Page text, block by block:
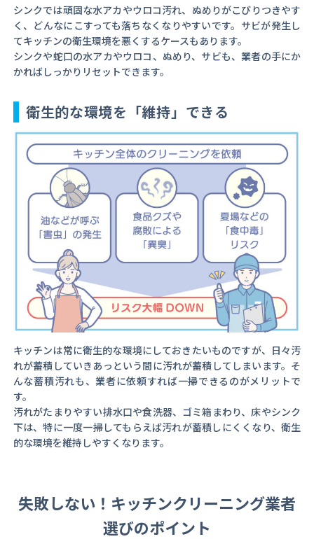
シンクでは頑固な水アカやウロコ汚れ、ぬめりがこびりつきやす
く、どんなにこすっても落ちなくなりやすいです。サビが発生し
てキッチンの衛生環境を悪くするケースもあります。
シンクや蛇口の水アカやウロコ、ぬめり、サビも、業者の手にか
かればしっかりリセットできます。
衛生的な環境を「維持」できる
キッチンは常に衛生的な環境にしておきたいものですが、日々汚
れが蓄積していきあっという間に汚れが蓄積してしまいます。そ
んな蓄積汚れも、業者に依頼すれば一掃できるのがメリットで
す。
汚れがたまりやすい排水口や食洗器、ゴミ箱まわり、床やシンク
下は、特に一度一掃してもらえば汚れが蓄積しにくくなり、衛生
的な環境を維持しやすくなります。
失敗しない！キッチンクリーニング業者
選びのポイント